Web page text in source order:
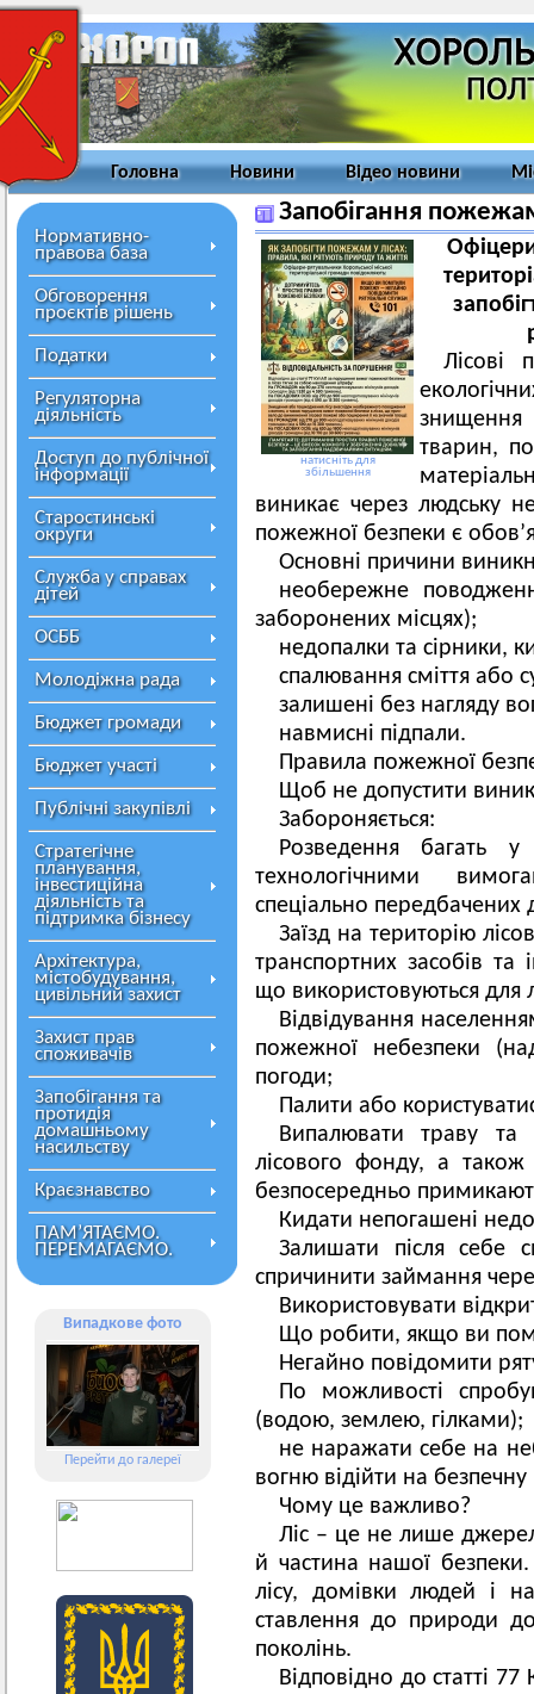
Головна Новини Відео новини
Нормативно-
правова база
Обговорення
проєктів рішень
Податки
Регуляторна
діяльність
Доступ до публічної
інформації
Старостинські
округи
Служба у справах
дітей
ОСББ
Молодіжна рада
Бюджет громади
Бюджет участі
Публічні закупівлі
Стратегічне
планування,
інвестиційна
діяльність та
підтримка бізнесу
Архітектура,
містобудування,
цивільний захист
Захист прав
споживачів
Запобігання та
протидія
домашньому
насильству
Краєзнавство
ПАМ’ЯТАЄМО.
ПЕРЕМАГАЄМО.
Випадкове фото
Перейти до галереї
Запобігання
натисніть для
збільшення
Лісові
тварин,
виникає через людську
пожежної безпеки є
Основні причини
необережне
заборонених місцях);
недопалки та сірники,
спалювання сміття або
залишені без нагляду
навмисні підпали.
Правила пожежної
Щоб не допустити
Забороняється:
Розведення багать
технологічними
спеціально передбачених
Заїзд на територію
транспортних засобів
що використовуються для
Відвідування
пожежної небезпеки
погоди;
Палити або
Випалювати траву та
лісового фонду, а
безпосередньо
Кидати непогашені
Залишати після себе
спричинити займання
Використовувати
Що робити, якщо ви
Негайно повідомити
По можливості
(водою, землею, гілками);
не наражати себе на
вогню відійти на безпечну
Чому це важливо?
Ліс – це не лише
й частина нашої
лісу, домівки людей і
ставлення до природи
поколінь.
Відповідно до статті